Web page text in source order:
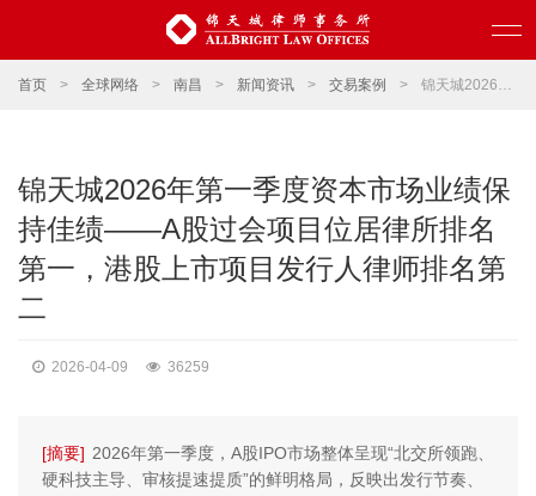
首页 > 全球网络 > 南昌 > 新闻资讯 > 交易案例 > 锦天城2026年第一季度资本市场业绩保持佳绩——A股过会项目位居律所排名第一，港股上市项目发行人律师排名第二
锦天城2026年第一季度资本市场业绩保
持佳绩——A股过会项目位居律所排名
第一，港股上市项目发行人律师排名第
二
2026-04-09 36259
[摘要] 2026年第一季度，A股IPO市场整体呈现“北交所领跑、
硬科技主导、审核提速提质”的鲜明格局，反映出发行节奏、